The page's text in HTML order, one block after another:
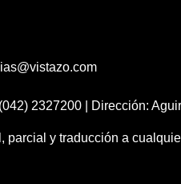
2327200 | Dirección:
parcial y traducción a